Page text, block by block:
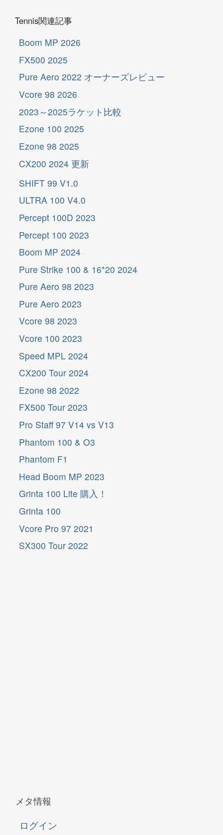
Tennis関連記事
Boom MP 2026
FX500 2025
Pure Aero 2022 オーナーズレビュー
Vcore 98 2026
2023～2025ラケット比較
Ezone 100 2025
Ezone 98 2025
CX200 2024
更 新
SHIFT 99 V1.0
ULTRA 100 V4.0
Percept 100D 2023
Percept 100 2023
Boom MP 2024
Pure Strike 100 & 16*20 2024
Pure Aero 98 2023
Pure Aero 2023
Vcore 98 2023
Vcore 100 2023
Speed MPL 2024
CX200 Tour 2024
Ezone 98 2022
FX500 Tour 2023
Pro Staff 97 V14 vs V13
Phantom 100 & O3
Phantom F1
Head Boom MP 2023
Grinta 100 Lite 購入！
Grinta 100
Vcore Pro 97 2021
SX300 Tour 2022
メタ情報
ログイン